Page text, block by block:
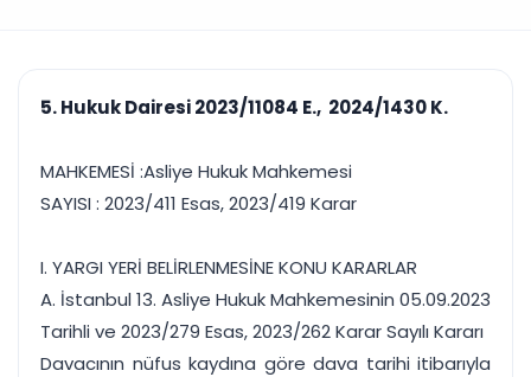
Duruşma ve görev
takvimi
Bildirim
Süreleri asla kaçırmayın
takibi
UYAP & UETS entegrasyonundan finansa, hepsi bir arada.
Tüm özellikleri inceleyin Ücretsiz Başlayın
5. Hukuk Dairesi 2023/11084 E., 2024/1430 K.
MAHKEMESİ :Asliye Hukuk Mahkemesi
SAYISI : 2023/411 Esas, 2023/419 Karar
I. YARGI YERİ BELİRLENMESİNE KONU KARARLAR
A. İstanbul 13. Asliye Hukuk Mahkemesinin 05.09.2023
Tarihli ve 2023/279 Esas, 2023/262 Karar Sayılı Kararı
Davacının nüfus kaydına göre dava tarihi itibarıyla